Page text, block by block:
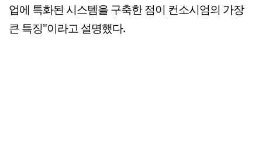
업에 특화된 시스템을 구축한 점이 컨소시엄의 가장
큰 특징"이라고 설명했다.